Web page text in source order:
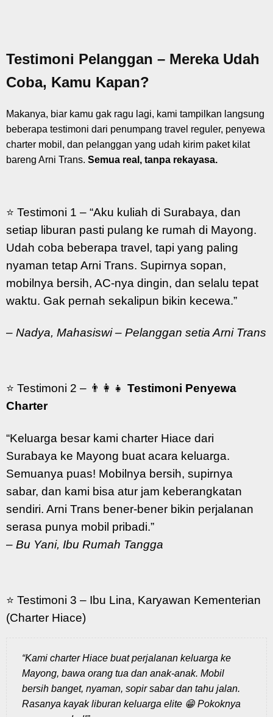
Testimoni Pelanggan – Mereka Udah
Coba, Kamu Kapan?
Makanya, biar kamu gak ragu lagi, kami tampilkan langsung
beberapa testimoni dari penumpang travel reguler, penyewa
charter mobil, dan pelanggan yang udah kirim paket kilat
bareng Arni Trans. Semua real, tanpa rekayasa.
⭐ Testimoni 1 – “Aku kuliah di Surabaya, dan
setiap liburan pasti pulang ke rumah di Mayong.
Udah coba beberapa travel, tapi yang paling
nyaman tetap Arni Trans. Supirnya sopan,
mobilnya bersih, AC-nya dingin, dan selalu tepat
waktu. Gak pernah sekalipun bikin kecewa.”
– Nadya, Mahasiswi – Pelanggan setia Arni Trans
⭐ Testimoni 2 – 👨‍👩‍👧 Testimoni Penyewa
Charter
“Keluarga besar kami charter Hiace dari
Surabaya ke Mayong buat acara keluarga.
Semuanya puas! Mobilnya bersih, supirnya
sabar, dan kami bisa atur jam keberangkatan
sendiri. Arni Trans bener-bener bikin perjalanan
serasa punya mobil pribadi.”
– Bu Yani, Ibu Rumah Tangga
⭐ Testimoni 3 – Ibu Lina, Karyawan Kementerian
(Charter Hiace)
“Kami charter Hiace buat perjalanan keluarga ke
Mayong, bawa orang tua dan anak-anak. Mobil
bersih banget, nyaman, sopir sabar dan tahu jalan.
Rasanya kayak liburan keluarga elite 😁 Pokoknya